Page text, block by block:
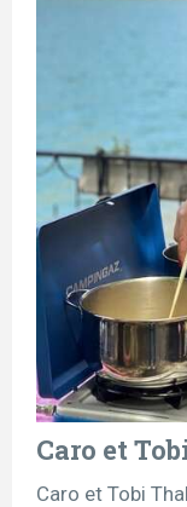
Caro et
Caro et Tobi